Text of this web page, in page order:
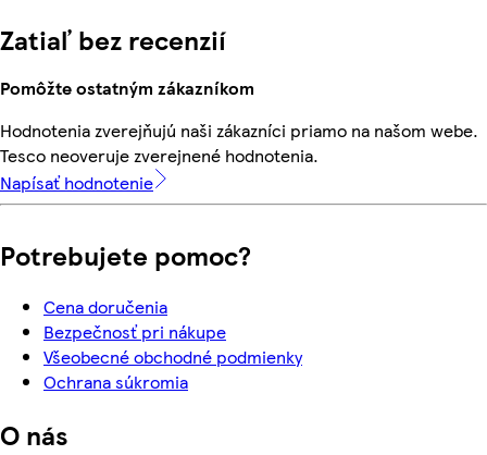
Zatiaľ bez recenzií
Pomôžte ostatným zákazníkom
Hodnotenia zverejňujú naši zákazníci priamo na našom webe.
Tesco neoveruje zverejnené hodnotenia.
Napísať hodnotenie
Potrebujete pomoc?
Cena doručenia
Bezpečnosť pri nákupe
Všeobecné obchodné podmienky
Ochrana súkromia
O nás